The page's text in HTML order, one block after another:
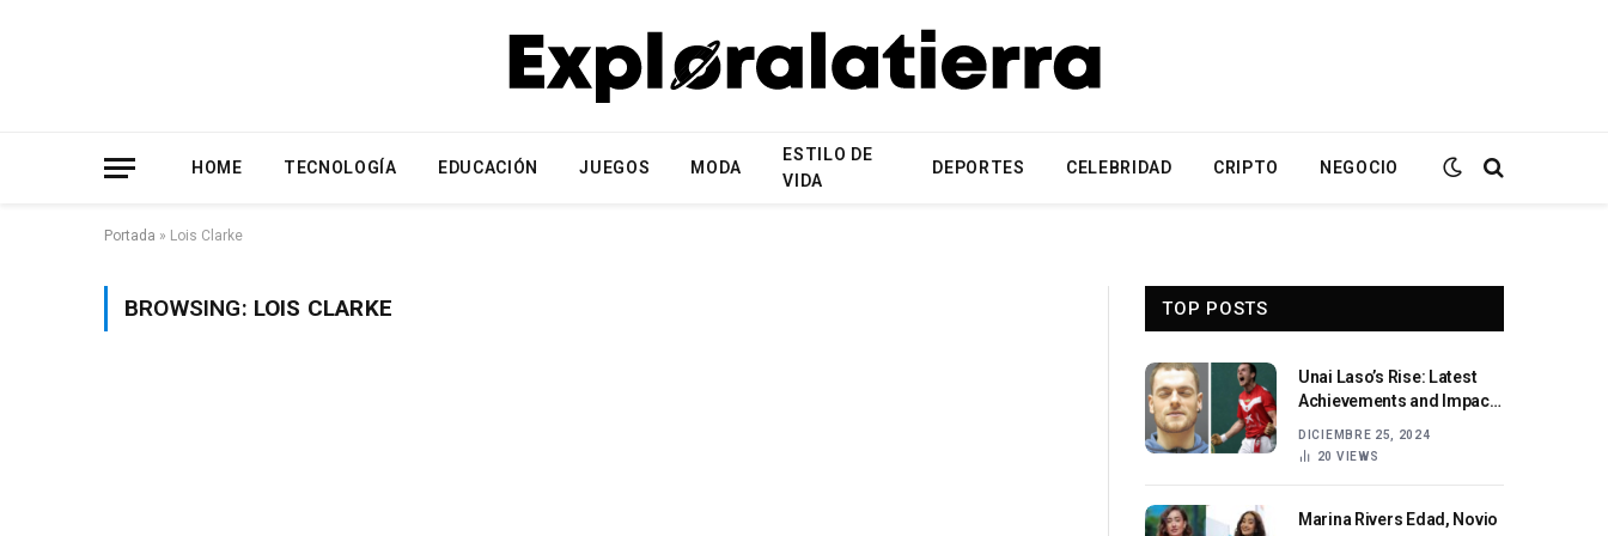
HOME TECNOLOGÍA EDUCACIÓN JUEGOS MODA
ESTILO DE
VIDA
DEPORTES CELEBRIDAD CRIPTO NEGOCIO
Portada » Lois Clarke
BROWSING: LOIS CLARKE TOP POSTS
Unai Laso’s Rise: Latest
Achievements and Impact
DICIEMBRE 25, 2024
20 VIEWS
Marina Rivers Edad, Novio